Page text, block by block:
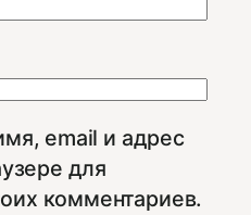
email и адрес
для
комментариев.